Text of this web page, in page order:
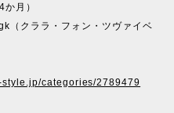
月）
（クララ・フォン・ツヴァイベ
categories/2789479